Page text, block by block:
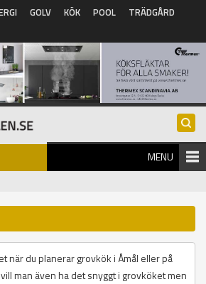
GOLV KÖK POOL
TRÄDGÅRD
MENU
när du planerar grovkök i Åmål eller på
man även ha det snyggt i grovköket men